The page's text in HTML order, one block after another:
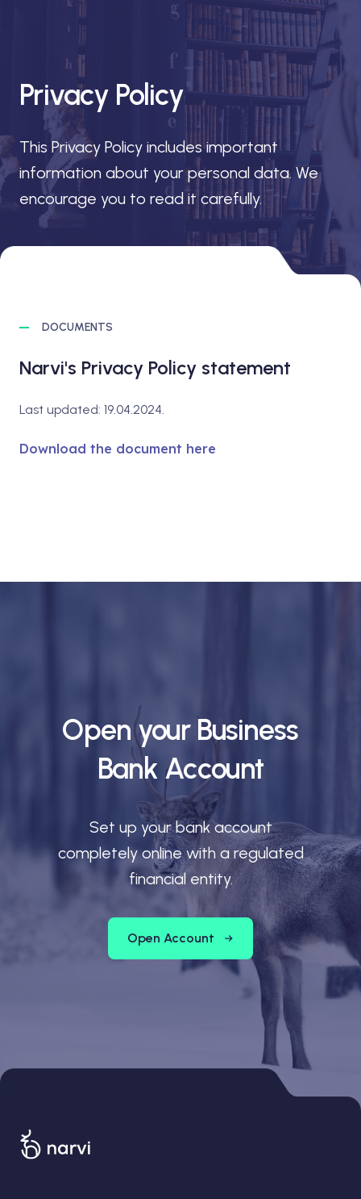
Privacy Policy
This Privacy Policy includes important
information about your personal data. We
encourage you to read it carefully.
DOCUMENTS
Narvi's Privacy Policy statement
Last updated: 19.04.2024.
Download the document here
Open your Business
Bank Account
Set up your bank account
completely online with a regulated
financial entity.
Open Account